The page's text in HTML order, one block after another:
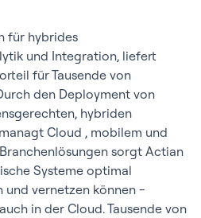
für hybrides
und Integration, liefert
für Tausende von
den Deployment von
hybriden
Cloud , mobilem und
sorgt Actian
Systeme optimal
und vernetzen können -
in der Cloud. Tausende von